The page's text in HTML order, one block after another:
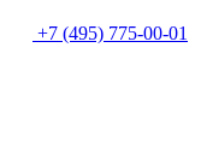
+7 (495) 775-00-01